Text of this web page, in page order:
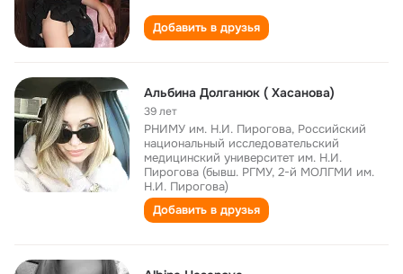
Добавить в друзья
Альбина Долганюк ( Хасанова)
39 лет
РНИМУ им. Н.И. Пирогова, Российский
национальный исследовательский
медицинский университет им. Н.И.
Пирогова (бывш. РГМУ, 2-й МОЛГМИ им.
Н.И. Пирогова)
Добавить в друзья